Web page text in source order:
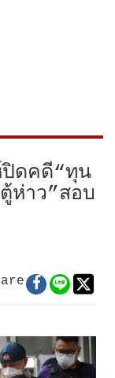
ปิดคดี“ทุน
ห่าว”สอบ